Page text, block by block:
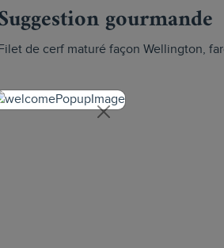
gourmande
de cerf maturé façon Wellington,